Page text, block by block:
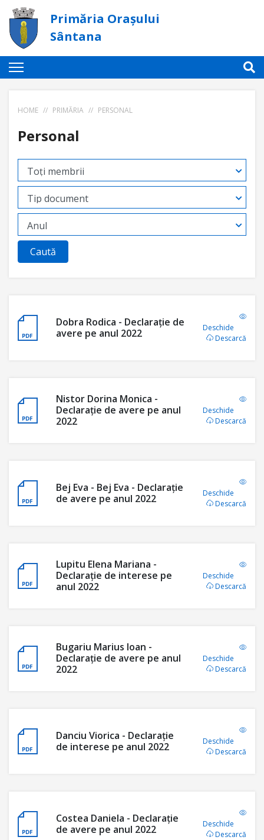
Primăria Orașului
Sântana
HOME // PRIMĂRIA // PERSONAL
Personal
Caută
Dobra Rodica - Declarație de
avere pe anul 2022
Deschide
Descarcă
Nistor Dorina Monica -
Declarație de avere pe anul
2022
Deschide
Descarcă
Bej Eva - Bej Eva - Declarație
de avere pe anul 2022
Deschide
Descarcă
Lupitu Elena Mariana -
Declarație de interese pe
anul 2022
Deschide
Descarcă
Bugariu Marius Ioan -
Declarație de avere pe anul
2022
Deschide
Descarcă
Danciu Viorica - Declarație
de interese pe anul 2022
Deschide
Descarcă
Costea Daniela - Declarație
de avere pe anul 2022
Deschide
Descarcă